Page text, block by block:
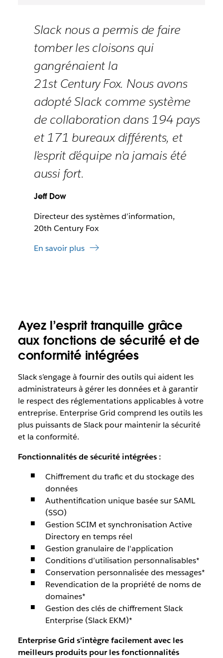
Slack nous a permis de faire
tomber les cloisons qui
gangrénaient la
21st Century Fox. Nous avons
adopté Slack comme système
de collaboration dans 194 pays
et 171 bureaux différents, et
l’esprit d’équipe n’a jamais été
aussi fort.
Jeff Dow
Directeur des systèmes d’information,
20th Century Fox
En savoir plus
Ayez l’esprit tranquille grâce
aux fonctions de sécurité et de
conformité intégrées
Slack s’engage à fournir des outils qui aident les
administrateurs à gérer les données et à garantir
le respect des réglementations applicables à votre
entreprise. Enterprise Grid comprend les outils les
plus puissants de Slack pour maintenir la sécurité
et la conformité.
Fonctionnalités de sécurité intégrées :
Chiffrement du trafic et du stockage des
données
Authentification unique basée sur SAML
(SSO)
Gestion SCIM et synchronisation Active
Directory en temps réel
Gestion granulaire de l'application
Conditions d’utilisation personnalisables*
Conservation personnalisée des messages*
Revendication de la propriété de noms de
domaines*
Gestion des clés de chiffrement Slack
Enterprise (Slack EKM)*
Enterprise Grid s’intègre facilement avec les
meilleurs produits pour les fonctionnalités